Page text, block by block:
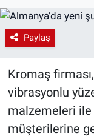
Paylaş
Kromaş
vibrasyonlu
malzemeleri ile
müşterilerine
Endüstri 4.0